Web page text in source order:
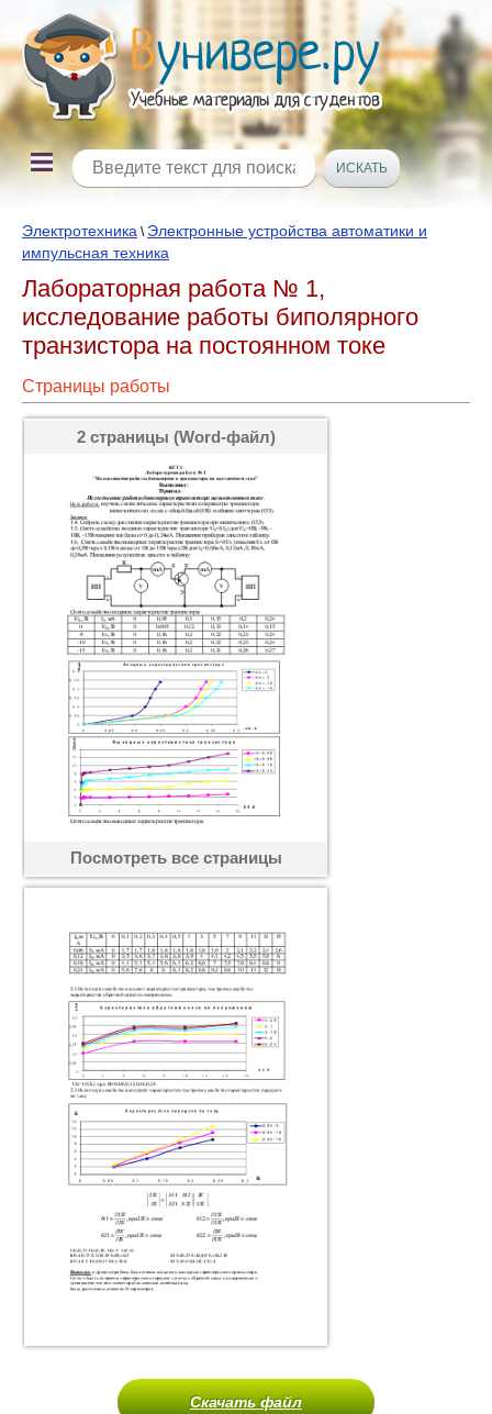
Электротехника \ Электронные устройства автоматики и
импульсная техника
Лабораторная работа № 1,
исследование работы биполярного
транзистора на постоянном токе
Страницы работы
2 страницы (Word-файл)
Посмотреть все страницы
Скачать файл